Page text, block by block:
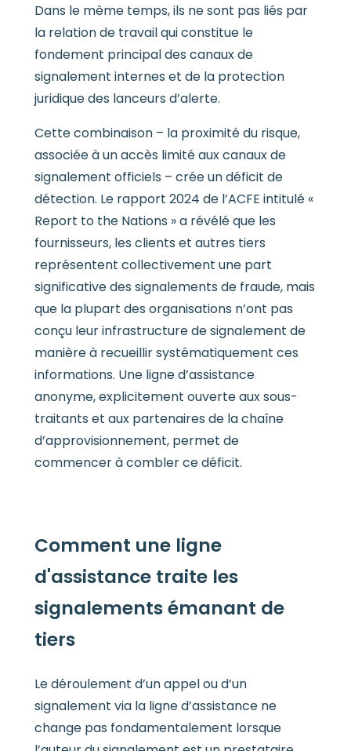
Dans le même temps, ils ne sont pas liés par
la relation de travail qui constitue le
fondement principal des canaux de
signalement internes et de la protection
juridique des lanceurs d’alerte.
Cette combinaison – la proximité du risque,
associée à un accès limité aux canaux de
signalement officiels – crée un déficit de
détection. Le rapport 2024 de l’ACFE intitulé «
Report to the Nations » a révélé que les
fournisseurs, les clients et autres tiers
représentent collectivement une part
significative des signalements de fraude, mais
que la plupart des organisations n’ont pas
conçu leur infrastructure de signalement de
manière à recueillir systématiquement ces
informations. Une ligne d’assistance
anonyme, explicitement ouverte aux sous-
traitants et aux partenaires de la chaîne
d’approvisionnement, permet de
commencer à combler ce déficit.
Comment une ligne
d'assistance traite les
signalements émanant de
tiers
Le déroulement d’un appel ou d’un
signalement via la ligne d’assistance ne
change pas fondamentalement lorsque